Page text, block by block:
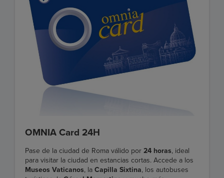
OMNIA Card 24H
Pase de la ciudad de Roma válido por 24 horas, ideal
para visitar la ciudad en estancias cortas. Accede a los
Museos Vaticanos, la Capilla Sixtina, los autobuses